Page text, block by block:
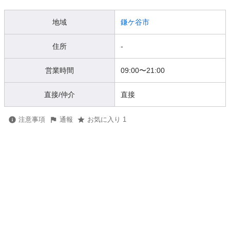
地域 鎌ケ谷市
住所 -
営業時間 09:00〜21:00
直接/仲介 直接
注意事項 通報 お気に入り 1